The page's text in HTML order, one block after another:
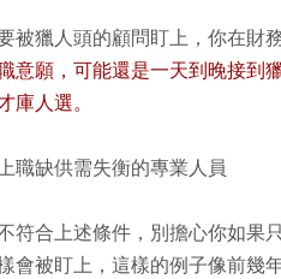
被獵人頭的顧問盯上，你在財
意願，可能還是一天到晚接到
庫人選。
職缺供需失衡的專業人員
符合上述條件，別擔心你如果
會被盯上，這樣的例子像前幾